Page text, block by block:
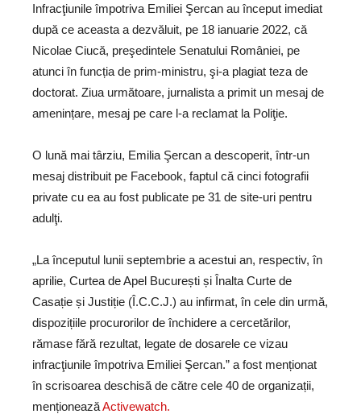
Infracţiunile împotriva Emiliei Şercan au început imediat
după ce aceasta a dezvăluit, pe 18 ianuarie 2022, că
Nicolae Ciucă, preşedintele Senatului României, pe
atunci în funcția de prim-ministru, şi-a plagiat teza de
doctorat. Ziua următoare, jurnalista a primit un mesaj de
amenințare, mesaj pe care l-a reclamat la Poliţie.
O lună mai târziu, Emilia Şercan a descoperit, într-un
mesaj distribuit pe Facebook, faptul că cinci fotografii
private cu ea au fost publicate pe 31 de site-uri pentru
adulţi.
„La începutul lunii septembrie a acestui an, respectiv, în
aprilie, Curtea de Apel București și Înalta Curte de
Casație și Justiție (Î.C.C.J.) au infirmat, în cele din urmă,
dispozițiile procurorilor de închidere a cercetărilor,
rămase fără rezultat, legate de dosarele ce vizau
infracţiunile împotriva Emiliei Şercan.” a fost menționat
în scrisoarea deschisă de către cele 40 de organizații,
menționeazăActivewatch.